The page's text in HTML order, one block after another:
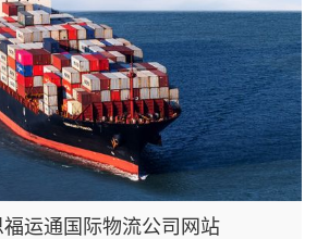
运通国际物流公司网站